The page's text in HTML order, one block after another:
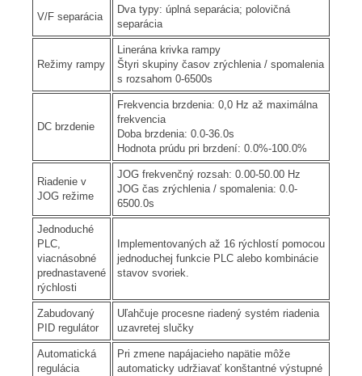
V/F separácia
Dva typy: úplná separácia; polovičná
separácia
Režimy rampy
Linerána krivka rampy
Štyri skupiny časov zrýchlenia / spomalenia
s rozsahom 0-6500s
DC brzdenie
Frekvencia brzdenia: 0,0 Hz až maximálna
frekvencia
Doba brzdenia: 0.0-36.0s
Hodnota prúdu pri brzdení: 0.0%-100.0%
Riadenie v
JOG režime
JOG frekvenčný rozsah: 0.00-50.00 Hz
JOG čas zrýchlenia / spomalenia: 0.0-
6500.0s
Jednoduché
PLC,
viacnásobné
prednastavené
rýchlosti
Implementovaných až 16 rýchlostí pomocou
jednoduchej funkcie PLC alebo kombinácie
stavov svoriek.
Zabudovaný
PID regulátor
Uľahčuje procesne riadený systém riadenia
uzavretej slučky
Automatická
regulácia
Pri zmene napájacieho napätie môže
automaticky udržiavať konštantné výstupné